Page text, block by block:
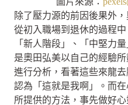
除了壓力源的前因後果外
從初入職場到退休的過程
「新人階段」、「中堅力
是奧田弘美以自己的經驗
進行分析，看著這些來龍
認為「這就是我啊」。而
所提供的方法，事先做好